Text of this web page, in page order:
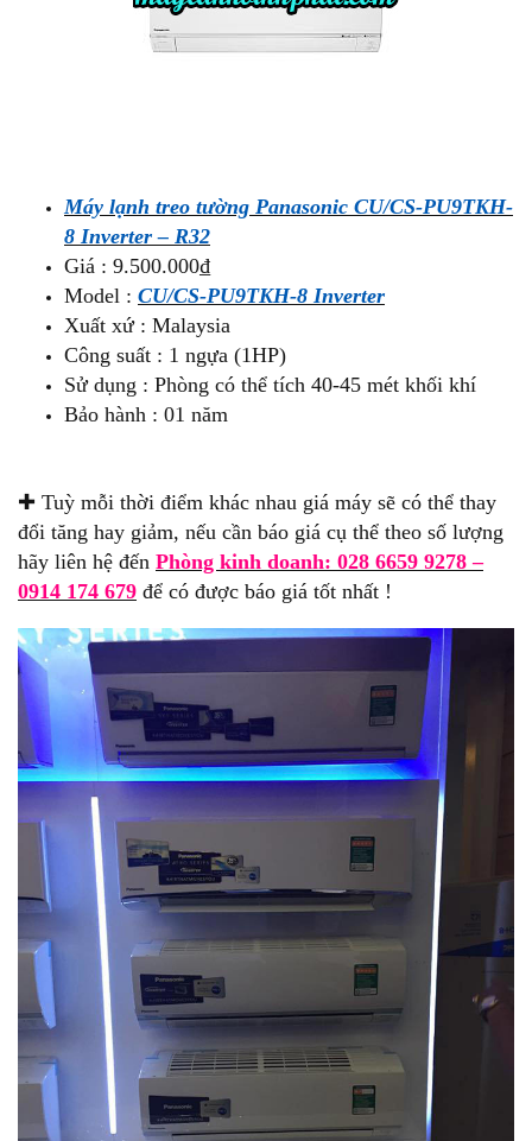
Máy lạnh treo tường Panasonic CU/CS-PU9TKH-
8 Inverter – R32
Giá : 9.500.000₫
Model : CU/CS-PU9TKH-8 Inverter
Xuất xứ : Malaysia
Công suất : 1 ngựa (1HP)
Sử dụng : Phòng có thể tích 40-45 mét khối khí
Bảo hành : 01 năm
✚ Tuỳ mỗi thời điểm khác nhau giá máy sẽ có thể thay
đổi tăng hay giảm, nếu cần báo giá cụ thể theo số lượng
hãy liên hệ đến Phòng kinh doanh: 028 6659 9278 –
0914 174 679 để có được báo giá tốt nhất !